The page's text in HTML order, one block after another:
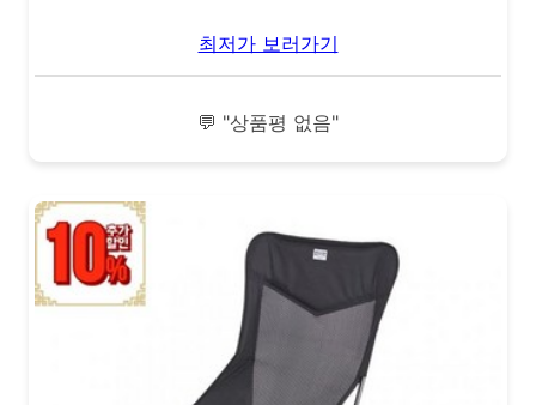
최저가 보러가기
💬 "상품평 없음"